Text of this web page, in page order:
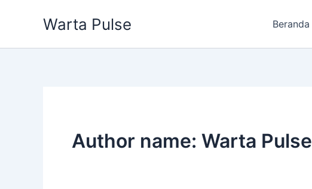
Warta Pulse Beranda
Author name: Warta Pulse